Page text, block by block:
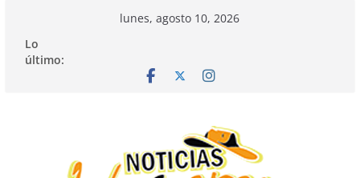
contenido
lunes, agosto 10, 2026
Lo
último: